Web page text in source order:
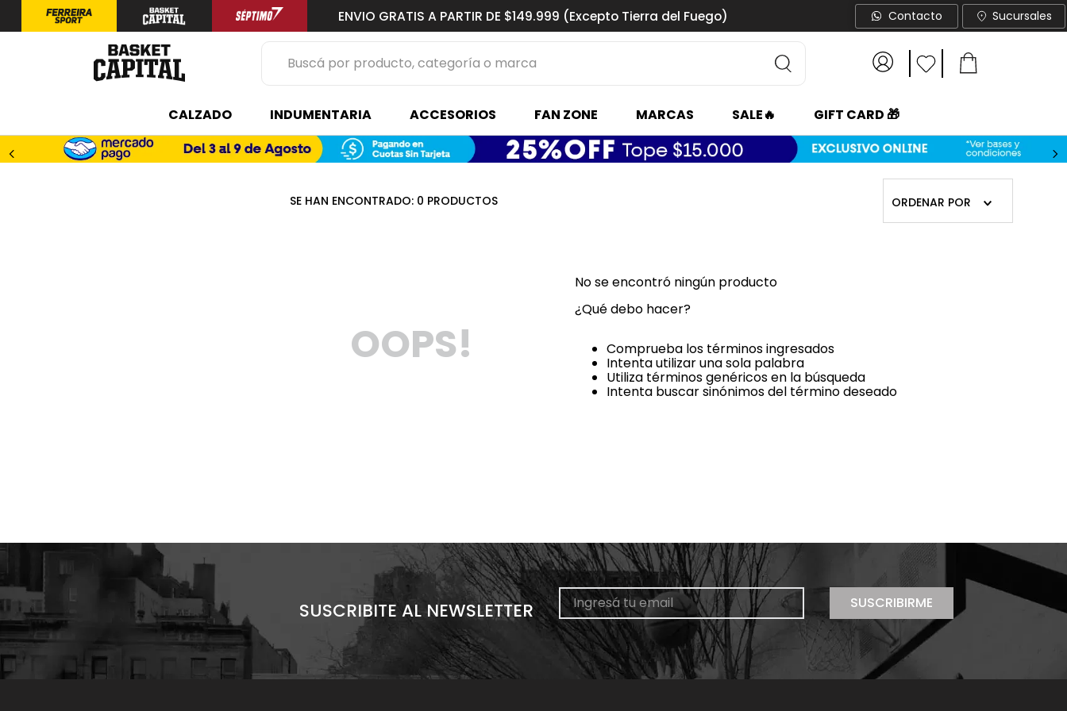
ENVIO GRATIS A PARTIR DE $149.999 (Excepto Tierra del Fuego) Contacto Sucursales
Buscá por producto, categoría o marca
CALZADO INDUMENTARIA ACCESORIOS FAN ZONE MARCAS SALE🔥 GIFT CARD 🎁
0 PRODUCTOS ORDENAR POR
OOPS!
No se encontró ningún producto
¿Qué debo hacer?
Comprueba los términos ingresados
Intenta utilizar una sola palabra
Utiliza términos genéricos en la búsqueda
Intenta buscar sinónimos del término deseado
SUSCRIBITE AL NEWSLETTER SUSCRIBIRME
2.
niño
4.
medias